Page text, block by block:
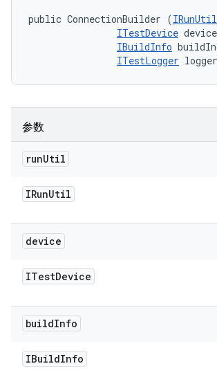
public ConnectionBuilder (IRunUtil
ITestDevice
IBuildInfo
ITestLogger
参数
runUtil
IRunUtil
device
ITestDevice
buildInfo
IBuildInfo